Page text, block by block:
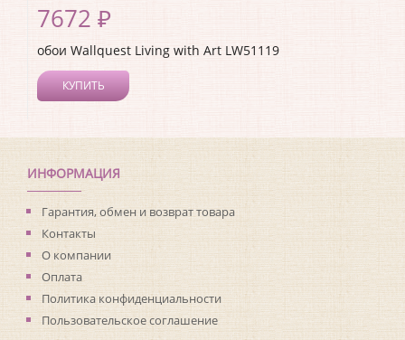
7672 ₽
обои Wallquest Living with Art LW51119
КУПИТЬ
Длина рулона:
8.23
Ширина рулона: 0.68
Материал покрытия:Виниловое
Страна:США
Материал основы:
Флизелин
Раппорт:<>
ИНФОРМАЦИЯ
Гарантия, обмен и возврат товара
Контакты
О компании
Оплата
Политика конфиденциальности
Пользовательское соглашение